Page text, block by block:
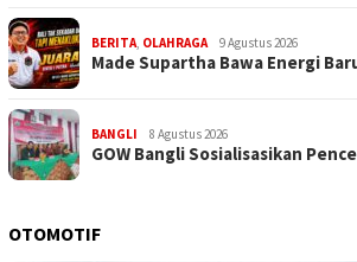
BERITA, OLAHRAGA 9 Agustus 2026
Made Supartha Bawa Energi
BANGLI 8 Agustus 2026
GOW Bangli Sosialisasikan
OTOMOTIF